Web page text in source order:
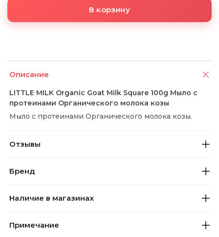
В корзину
Описание
LITTLE MILK Organic Goat Milk Square 100g Мыло с
протеинами Органического молока козы
Мыло с протеинами Органического молока козы.
Отзывы
Бренд
Наличие в магазинах
Примечание